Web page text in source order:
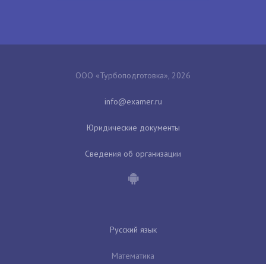
ООО «Турбоподготовка», 2026
Юридические документы
Сведения об организации
Русский язык
Математика